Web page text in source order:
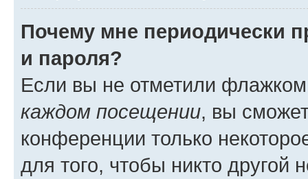
Почему мне периодически
и пароля?
Если вы не отметили
каждом посещении, вы
конференции только
для того, чтобы никто другой